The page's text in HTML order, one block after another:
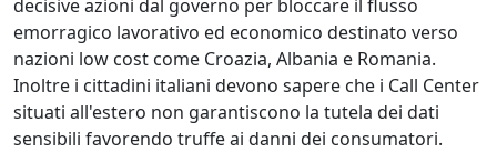
decisive azioni dal governo per bloccare il flusso
emorragico lavorativo ed economico destinato verso
nazioni low cost come Croazia, Albania e Romania.
Inoltre i cittadini italiani devono sapere che i Call Center
situati all'estero non garantiscono la tutela dei dati
sensibili favorendo truffe ai danni dei consumatori.